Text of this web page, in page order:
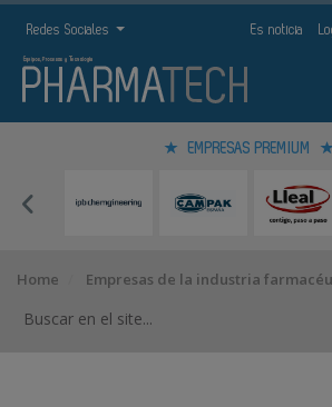
Redes Sociales Es noticia
EMPRESAS PREMIUM
Home Empresas de la industria